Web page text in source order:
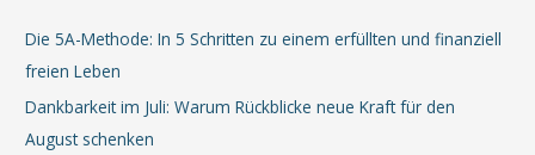
Die 5A-Methode: In 5 Schritten zu einem erfüllten und finanziell
freien Leben
Dankbarkeit im Juli: Warum Rückblicke neue Kraft für den
August schenken